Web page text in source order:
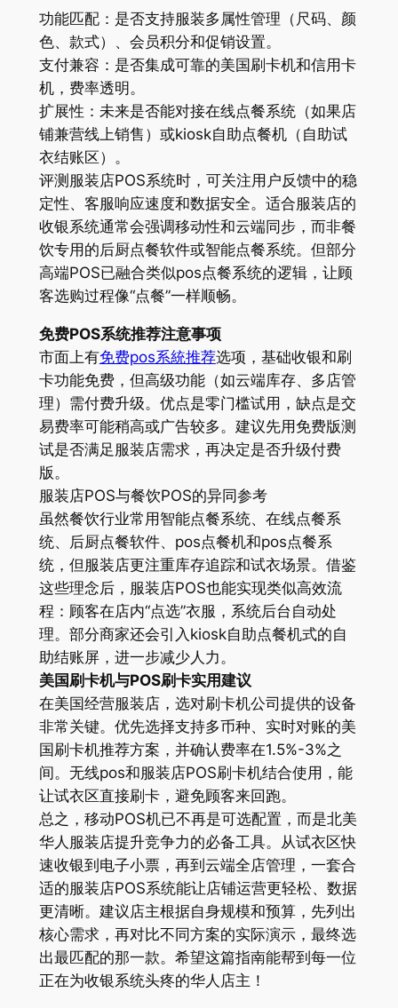
功能匹配：是否支持服装多属性管理（尺码、颜
色、款式）、会员积分和促销设置。
支付兼容：是否集成可靠的美国刷卡机和信用卡
机，费率透明。
扩展性：未来是否能对接在线点餐系统（如果店
铺兼营线上销售）或kiosk自助点餐机（自助试
衣结账区）。
评测服装店POS系统时，可关注用户反馈中的稳
定性、客服响应速度和数据安全。适合服装店的
收银系统通常会强调移动性和云端同步，而非餐
饮专用的后厨点餐软件或智能点餐系统。但部分
高端POS已融合类似pos点餐系统的逻辑，让顾
客选购过程像“点餐”一样顺畅。
免费POS系统推荐注意事项
市面上有免费pos系統推荐选项，基础收银和刷
卡功能免费，但高级功能（如云端库存、多店管
理）需付费升级。优点是零门槛试用，缺点是交
易费率可能稍高或广告较多。建议先用免费版测
试是否满足服装店需求，再决定是否升级付费
版。
服装店POS与餐饮POS的异同参考
虽然餐饮行业常用智能点餐系统、在线点餐系
统、后厨点餐软件、pos点餐机和pos点餐系
统，但服装店更注重库存追踪和试衣场景。借鉴
这些理念后，服装店POS也能实现类似高效流
程：顾客在店内“点选”衣服，系统后台自动处
理。部分商家还会引入kiosk自助点餐机式的自
助结账屏，进一步减少人力。
美国刷卡机与POS刷卡实用建议
在美国经营服装店，选对刷卡机公司提供的设备
非常关键。优先选择支持多币种、实时对账的美
国刷卡机推荐方案，并确认费率在1.5%-3%之
间。无线pos和服装店POS刷卡机结合使用，能
让试衣区直接刷卡，避免顾客来回跑。
总之，移动POS机已不再是可选配置，而是北美
华人服装店提升竞争力的必备工具。从试衣区快
速收银到电子小票，再到云端全店管理，一套合
适的服装店POS系统能让店铺运营更轻松、数据
更清晰。建议店主根据自身规模和预算，先列出
核心需求，再对比不同方案的实际演示，最终选
出最匹配的那一款。希望这篇指南能帮到每一位
正在为收银系统头疼的华人店主！